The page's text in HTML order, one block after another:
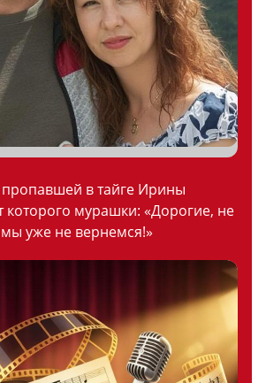
в тайге Ирины
которого мурашки: «Дорогие, не
мы уже не вернемся!»